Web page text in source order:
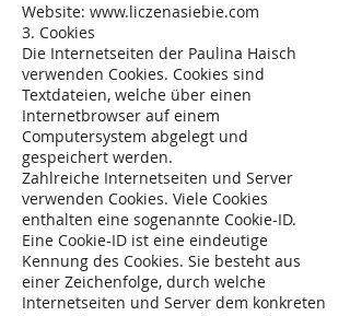
Website: www.liczenasiebie.com
3. Cookies
Die Internetseiten der Paulina Haisch
verwenden Cookies. Cookies sind
Textdateien, welche über einen
Internetbrowser auf einem
Computersystem abgelegt und
gespeichert werden.
Zahlreiche Internetseiten und Server
verwenden Cookies. Viele Cookies
enthalten eine sogenannte Cookie-ID.
Eine Cookie-ID ist eine eindeutige
Kennung des Cookies. Sie besteht aus
einer Zeichenfolge, durch welche
Internetseiten und Server dem konkreten